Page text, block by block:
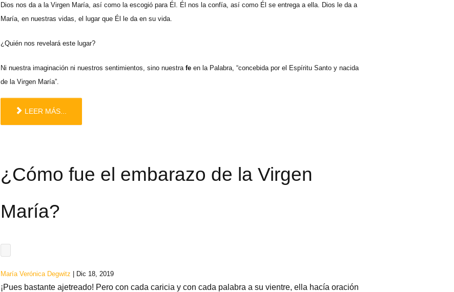
Dios nos da a la Virgen María, así como la escogió para Él. Él nos la confía, así como Él se entrega a ella. Dios le da a
María, en nuestras vidas, el lugar que Él le da en su vida.
¿Quién nos revelará este lugar?
Ni nuestra imaginación ni nuestros sentimientos, sino nuestra feen la Palabra, “concebida por el Espíritu Santo y nacida
de la Virgen María”.
LEER MÁS...
¿Cómo fue el embarazo de la Virgen
María?
María Verónica Degwitz | Dic 18, 2019
¡Pues bastante ajetreado! Pero con cada caricia y con cada palabra a su vientre, ella hacía oración